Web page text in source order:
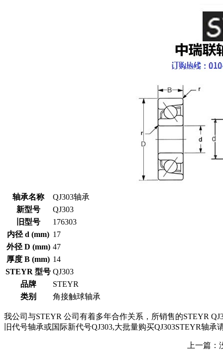
轴承名称
QJ303轴承
新型号
QJ303
旧型号
176303
内径 d (mm) 17
外径 D (mm) 47
厚度 B (mm) 14
STEYR 型号 QJ303
品牌
STEYR
类别
角接触球轴承
我公司与STEYR 公司有着多年合作关系，所销售的STEYR
旧代号轴承或国际新代号QJ303,大批量购买QJ303STEYR轴承
上一篇